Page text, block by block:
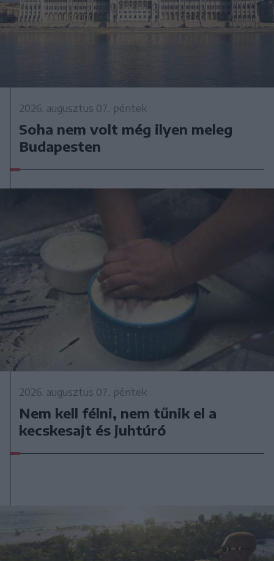
2026. augusztus 07., péntek
Soha nem volt még ilyen meleg
Budapesten
2026. augusztus 07., péntek
Nem kell félni, nem tűnik el a
kecskesajt és juhtúró